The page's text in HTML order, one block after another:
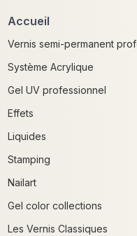
Accueil
Vernis semi-permanent
Système Acrylique
Gel UV professionnel
Effets
Liquides
Stamping
Nailart
Gel color collections
Les Vernis Classiques